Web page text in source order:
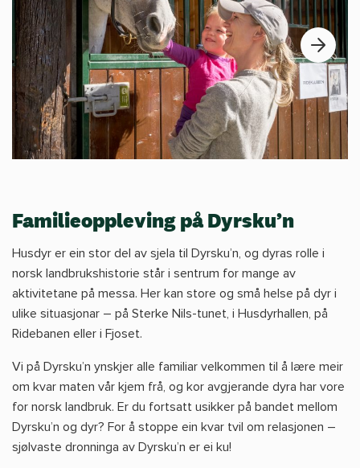
Familieoppleving på Dyrsku’n
Husdyr er ein stor del av sjela til Dyrsku’n, og dyras rolle i
norsk landbrukshistorie står i sentrum for mange av
aktivitetane på messa. Her kan store og små helse på dyr i
ulike situasjonar – på Sterke Nils-tunet, i Husdyrhallen, på
Ridebanen eller i Fjoset.
Vi på Dyrsku’n ynskjer alle familiar velkommen til å lære meir
om kvar maten vår kjem frå, og kor avgjerande dyra har vore
for norsk landbruk. Er du fortsatt usikker på bandet mellom
Dyrsku’n og dyr? For å stoppe ein kvar tvil om relasjonen –
sjølvaste dronninga av Dyrsku’n er ei ku!